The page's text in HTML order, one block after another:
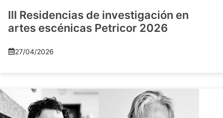
III Residencias de investigación en
artes escénicas Petricor 2026
27/04/2026